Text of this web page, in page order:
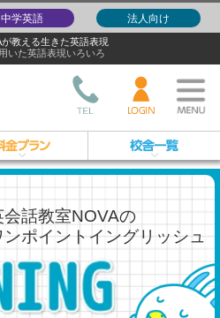
教える生きた英語表現
いた英語表現いろいろ
中学英語 法人向け
会話教室NOVAの
ンポイントイングリッシュ